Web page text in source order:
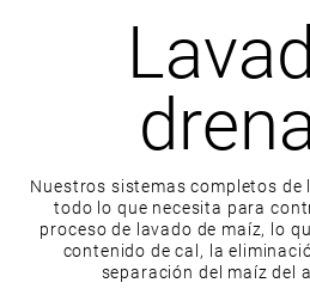
Nuestros sistemas completos de
todo lo que necesita para
proceso de lavado de maíz, lo
contenido de cal, la
separación del maíz del